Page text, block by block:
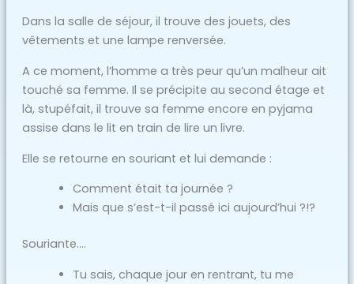
Dans la salle de séjour, il trouve des jouets, des
vêtements et une lampe renversée.
A ce moment, l’homme a très peur qu’un malheur ait
touché sa femme. Il se précipite au second étage et
là, stupéfait, il trouve sa femme encore en pyjama
assise dans le lit en train de lire un livre.
Elle se retourne en souriant et lui demande :
Comment était ta journée ?
Mais que s’est-t-il passé ici aujourd’hui ?!?
Souriante….
Tu sais, chaque jour en rentrant, tu me